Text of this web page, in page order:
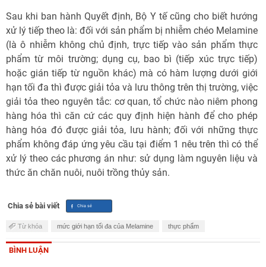
Sau khi ban hành Quyết định, Bộ Y tế cũng cho biết hướng
xử lý tiếp theo là: đối với sản phẩm bị nhiễm chéo Melamine
(là ô nhiễm không chủ định, trực tiếp vào sản phẩm thực
phẩm từ môi trường; dụng cụ, bao bì (tiếp xúc trực tiếp)
hoặc gián tiếp từ nguồn khác) mà có hàm lượng dưới giới
hạn tối đa thì được giải tỏa và lưu thông trên thị trường, việc
giải tỏa theo nguyên tắc: cơ quan, tổ chức nào niêm phong
hàng hóa thì căn cứ các quy định hiện hành để cho phép
hàng hóa đó được giải tỏa, lưu hành; đối với những thực
phẩm không đáp ứng yêu cầu tại điểm 1 nêu trên thì có thể
xử lý theo các phương án như: sử dụng làm nguyên liệu và
thức ăn chăn nuôi, nuôi trồng thủy sản.
Chia sẻ bài viết
Từ khóa mức giới hạn tối đa của Melamine thực phẩm
BÌNH LUẬN